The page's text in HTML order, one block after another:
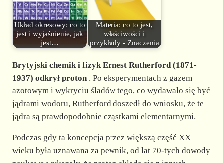
Układ okresowy: co to
jest i wyjaśnienie, jak
jest…
Materia: co to jest,
właściwości i
przykłady - Znaczenia
Brytyjski chemik i fizyk Ernest Rutherford (1871-
1937) odkrył proton. Po eksperymentach z gazem
azotowym i wykryciu śladów tego, co wydawało się być
jądrami wodoru, Rutherford doszedł do wniosku, że te
jądra są prawdopodobnie cząstkami elementarnymi.
Podczas gdy ta koncepcja przez większą część XX
wieku była uznawana za pewnik, od lat 70-tych dowody